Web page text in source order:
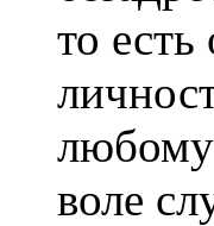
то
любому
воле